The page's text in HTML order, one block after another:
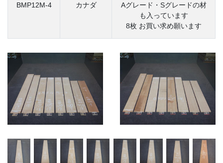
BMP12M-4 カナダ
Aグレード・Sグレードの材
も入っています
8枚 お買い求め願います